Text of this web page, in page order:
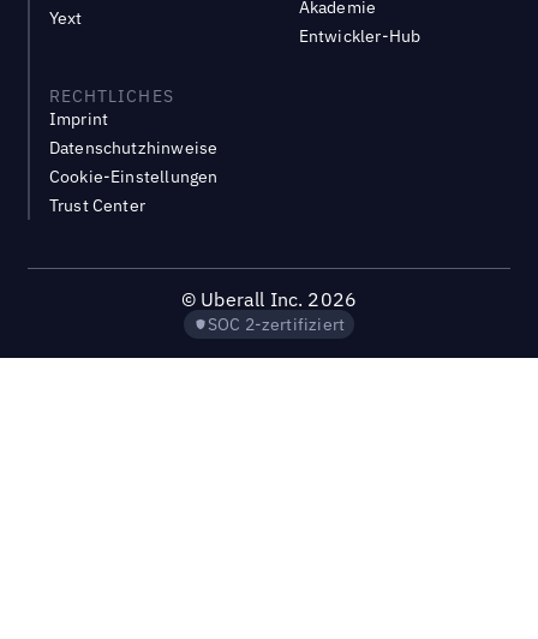
Yext
Akademie
Entwickler-Hub
RECHTLICHES
Imprint
Datenschutzhinweise
Cookie-Einstellungen
Trust Center
© Uberall Inc. 2026
SOC 2-zertifiziert